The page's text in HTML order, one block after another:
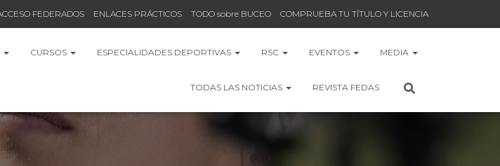
FEDERADOS ENLACES PRÁCTICOS TODO sobre BUCEO COMPRUEBA TU TÍTULO Y LICENCIA
CURSOS ESPECIALIDADES DEPORTIVAS RSC EVENTOS MEDIA
TODAS LAS NOTICIAS REVISTA FEDAS